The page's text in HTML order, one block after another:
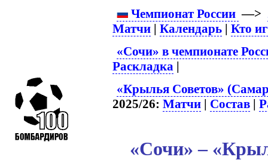
Чемпионат России —>
Матчи |Календарь |Кто
«Сочи» в чемпионате
Раскладка |
«Крылья Советов»
2025/26:Матчи | Состав |
«Сочи» –